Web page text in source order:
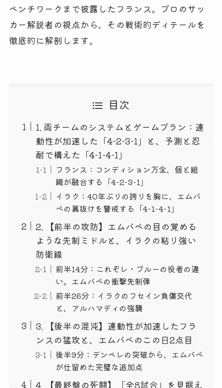
ベンチワークまで披露したフランス。プロのサッ
カー解説者の視点から、その戦術的ディテールを
徹底的に解剖します。
目次
1. 両チームのシステムとゲームプラン：連
動性が加速した「4-2-3-1」と、予測と忍
耐で構えた「4-1-4-1」
フランス：コンディション万全、個と組
織が融合する「4-2-3-1」
イラク：40年ぶりの誇りを胸に、エムバ
ペの裏抜けを警戒する「4-1-4-1」
2. 【前半の攻防】エムバペの目の覚める
ような先制ミドルと、イラクの粘り強い
防衛線
前半14分：これぞレ・ブルーの役者の違
い。エムバペの衝撃先制弾
前半26分：イラクのフセイン負傷交代
と、アルハマディの強襲
3. 【後半の混沌】連動性が加速したフラ
ンスの猛攻と、エムバペのこの日2点目
後半9分：デンベレの突破から、エムバペ
が仕留めた完璧な追加点
4. 【最終盤の死闘】「全8試合」を見据え